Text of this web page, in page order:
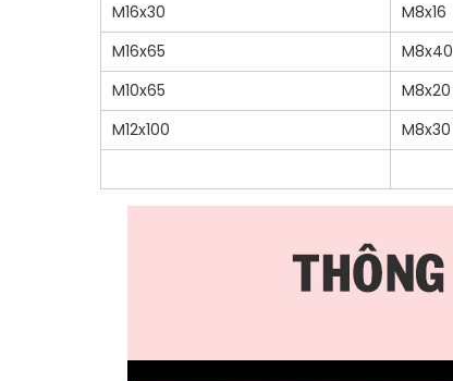
M16x30
M8x16
M16x65
M8x40
M10x65
M8x20
M12x100
M8x30